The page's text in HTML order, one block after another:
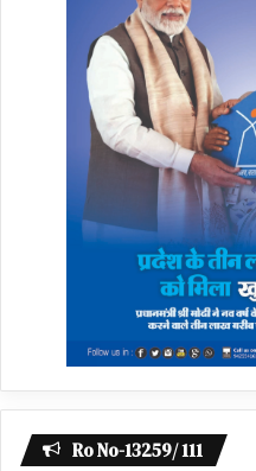
Ro No-13259/ 111